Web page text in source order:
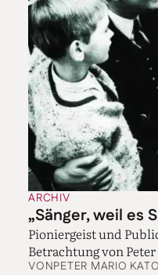
ARCHIV
„Sänger, weil es
Pioniergeist und
Betrachtung von
VONPETER MARIO